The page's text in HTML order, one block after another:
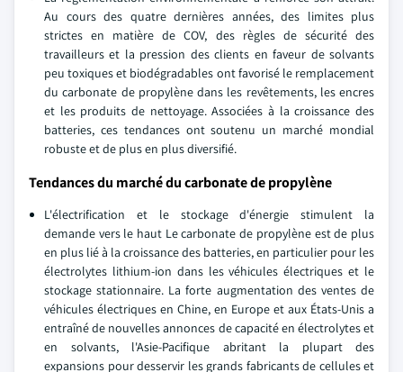
Au cours des quatre dernières années, des limites plus
strictes en matière de COV, des règles de sécurité des
travailleurs et la pression des clients en faveur de solvants
peu toxiques et biodégradables ont favorisé le remplacement
du carbonate de propylène dans les revêtements, les encres
et les produits de nettoyage. Associées à la croissance des
batteries, ces tendances ont soutenu un marché mondial
robuste et de plus en plus diversifié.
Tendances du marché du carbonate de propylène
L'électrification et le stockage d'énergie stimulent la
demande vers le haut Le carbonate de propylène est de plus
en plus lié à la croissance des batteries, en particulier pour les
électrolytes lithium-ion dans les véhicules électriques et le
stockage stationnaire. La forte augmentation des ventes de
véhicules électriques en Chine, en Europe et aux États-Unis a
entraîné de nouvelles annonces de capacité en électrolytes et
en solvants, l'Asie-Pacifique abritant la plupart des
expansions pour desservir les grands fabricants de cellules et